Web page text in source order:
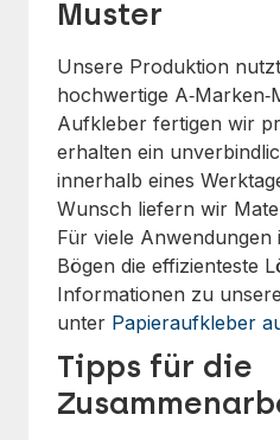
Muster
Unsere Produktion
hochwertige
Aufkleber fertigen wir
erhalten ein
innerhalb eines
Wunsch liefern wir
Für viele Anwendungen
Bögen die effizienteste
Informationen zu
unter Papieraufkleber
Tipps für die